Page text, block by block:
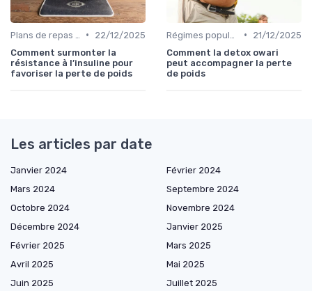
•
22/12/2025
Comment surmonter la
résistance à l’insuline pour
favoriser la perte de poids
•
21/12/2025
Comment la detox owari
peut accompagner la perte
de poids
Les articles par date
Janvier 2024
Février 2024
Mars 2024
Septembre 2024
Octobre 2024
Novembre 2024
Décembre 2024
Janvier 2025
Février 2025
Mars 2025
Avril 2025
Mai 2025
Juin 2025
Juillet 2025